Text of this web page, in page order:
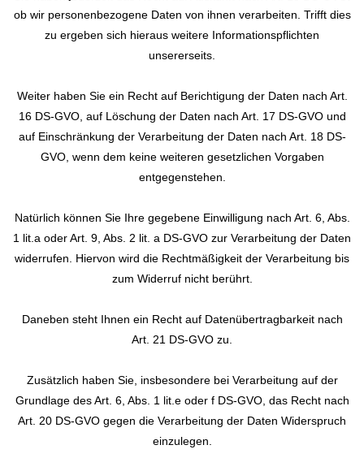
ob wir personenbezogene Daten von ihnen verarbeiten. Trifft dies
zu ergeben sich hieraus weitere Informationspflichten
unsererseits.
Weiter haben Sie ein Recht auf Berichtigung der Daten nach Art.
16 DS-GVO, auf Löschung der Daten nach Art. 17 DS-GVO und
auf Einschränkung der Verarbeitung der Daten nach Art. 18 DS-
GVO, wenn dem keine weiteren gesetzlichen Vorgaben
entgegenstehen.
Natürlich können Sie Ihre gegebene Einwilligung nach Art. 6, Abs.
1 lit.a oder Art. 9, Abs. 2 lit. a DS-GVO zur Verarbeitung der Daten
widerrufen. Hiervon wird die Rechtmäßigkeit der Verarbeitung bis
zum Widerruf nicht berührt.
Daneben steht Ihnen ein Recht auf Datenübertragbarkeit nach
Art. 21 DS-GVO zu.
Zusätzlich haben Sie, insbesondere bei Verarbeitung auf der
Grundlage des Art. 6, Abs. 1 lit.e oder f DS-GVO, das Recht nach
Art. 20 DS-GVO gegen die Verarbeitung der Daten Widerspruch
einzulegen.